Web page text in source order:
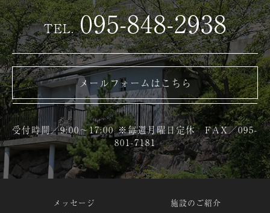
TEL. 095-848-2938
メールフォームはこちら
受付時間／9:00～17:00 ※毎週月曜日定休 FAX／095-
801-7181
メッセージ
施設のご紹介